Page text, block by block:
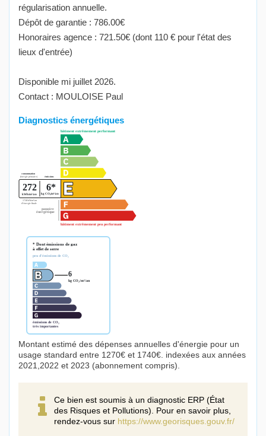
régularisation annuelle.
Dépôt de garantie : 786.00€
Honoraires agence : 721.50€ (dont 110 € pour l'état des
lieux d'entrée)
Disponible mi juillet 2026.
Contact : MOULOISE Paul
Diagnostics énergétiques
Montant estimé des dépenses annuelles d'énergie pour un
usage standard entre 1270€ et 1740€. indexées aux années
2021,2022 et 2023 (abonnement compris).
Ce bien est soumis à un diagnostic ERP (État
des Risques et Pollutions). Pour en savoir plus,
rendez-vous sur https://www.georisques.gouv.fr/